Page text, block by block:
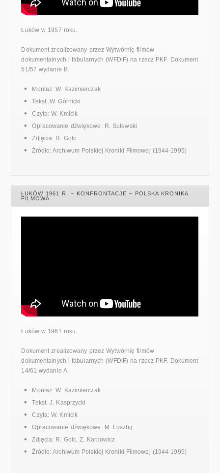
Łuków w 1957 roku.
Dokument zrealizowany przez Wytwórnię filmów
dokumentalnych i fabularnych (WFDiF) na rzecz PKF. Dokument
51/57 wydanie B.
Montaż: W. Kazimierczak
Tekst: W. Górnicki
Czyta: W. Kmicik
Opracowanie dźwiękowe: R. Sulewski
Zdjęcia: R. Golc
Źródło: Archiwum Polskiej Kroniki Filmowej (1944-1995)
ŁUKÓW 1961 R. – KONFRONTACJE – POLSKA KRONIKA
FILMOWA
Łuków w 1961 roku.
Dokument zrealizowany przez Wytwórnię filmów
dokumentalnych i fabularnych (WFDiF) na rzecz PKF. Dokument
14/61 wydanie A.
Montaż: W. Kazimierczak
Tekst: J. Kasprzycki
Czyta: W. Kmicik
Opracowanie dźwiękowe: M. Lusztig
Zdjęcia: R. Golc, Z. Karpowicz
Źródło: Archiwum Polskiej Kroniki Filmowej (1944-1995)